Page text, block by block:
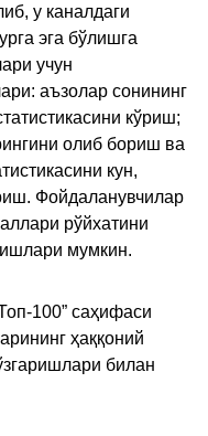
у каналдаги
эга бўлишга
учун
аъзолар сонининг
кўриш;
олиб бориш ва
кун,
Фойдаланувчилар
рўйхатини
мумкин.
100” саҳифаси
ҳаққоний
билан